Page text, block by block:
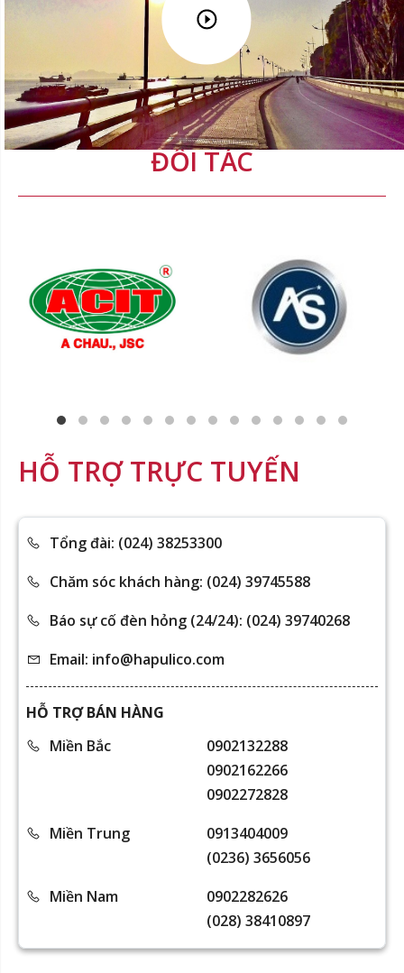
ĐỐI TÁC
HỖ TRỢ TRỰC TUYẾN
Tổng đài: (024) 38253300
Chăm sóc khách hàng: (024) 39745588
Báo sự cố đèn hỏng (24/24): (024) 39740268
Email: info@hapulico.com
HỖ TRỢ BÁN HÀNG
Miền Bắc
0902132288
0902162266
0902272828
Miền Trung
0913404009
(0236) 3656056
Miền Nam
0902282626
(028) 38410897